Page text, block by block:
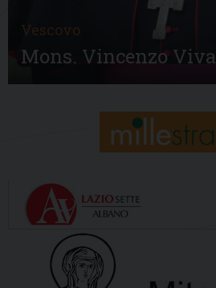
Vescovo
Mons. Vincenzo Viva